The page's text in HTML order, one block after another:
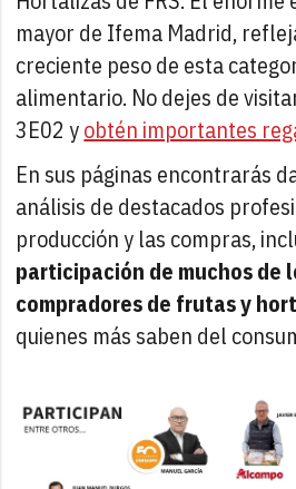
mayor de Ifema Madrid,
creciente peso de esta
alimentario. No dejes de
3E02 yobtén importantes
En sus páginas encontrarás
análisis de destacados
producción y las compras,
participación de muchos de
compradores de frutas y
quienes más saben del